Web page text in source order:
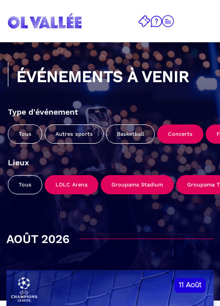
ÉVÉNEMENTS À VENIR
Type d'événement
Tous Autres sports Basketball Concerts
Lieux
Tous LDLC Arena Groupama Stadium Groupama
AOÛT 2026
11 Août